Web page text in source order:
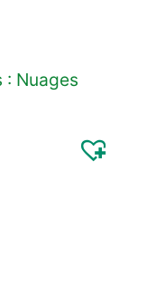
: Nuages